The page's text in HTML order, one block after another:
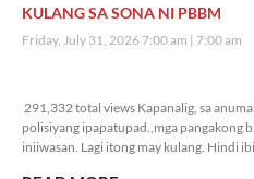
KULANG SA SONA NI PBBM
Friday, July 31, 2026 7:00 am 7:00 am
291,332 total views Kapanalig, sa
polisiyang ipapatupad.,mga pangakong
iniiwasan. Lagi itong may kulang. Hindi